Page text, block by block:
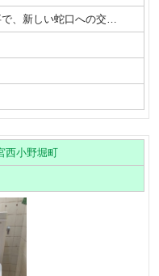
、新しい蛇口への交…
西小野堀町